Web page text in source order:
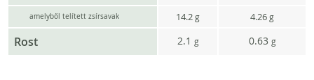
amelyből telített zsírsavak 14.2g 4.26g
Rost 2.1 g 0.63 g